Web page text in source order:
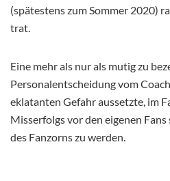
(spätestens zum Sommer 2020)
trat.
Eine mehr als nur als mutig zu
Personalentscheidung vom
eklatanten Gefahr aussetzte, im
Misserfolgs vor den eigenen
des Fanzorns zu werden.